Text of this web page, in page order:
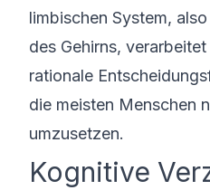
limbischen System,
des Gehirns,
rationale
die meisten Menschen
umzusetzen.
Kognitive